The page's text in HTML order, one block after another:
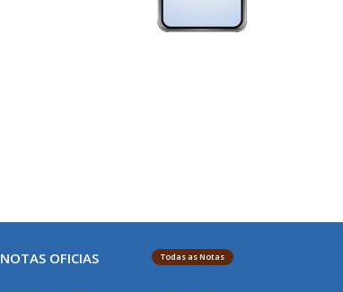
NOTAS OFICIAS Todas as Notas